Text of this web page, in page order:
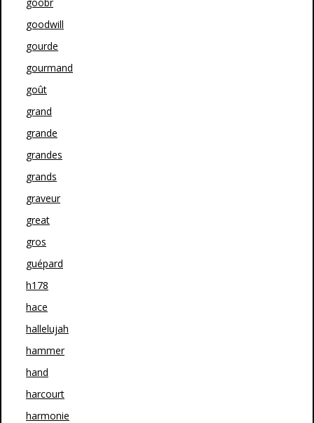
goodwill
gourde
gourmand
goût
grand
grande
grandes
grands
graveur
great
gros
guépard
h178
hace
hallelujah
hammer
hand
harcourt
harmonie